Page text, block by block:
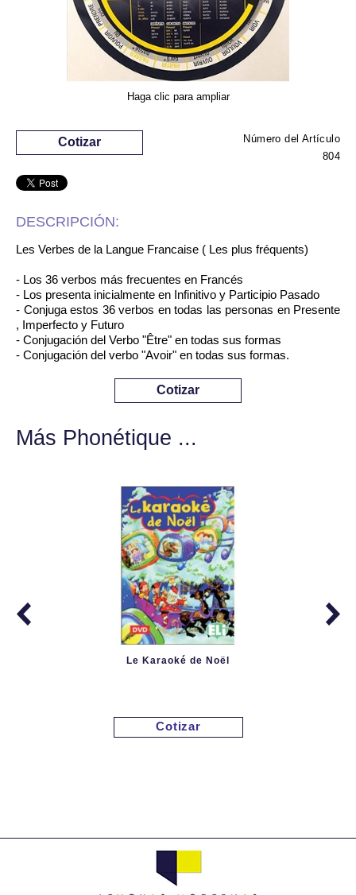
Haga clic para ampliar
Número del Artículo
804
Cotizar
DESCRIPCIÓN:
Les Verbes de la Langue Francaise ( Les plus fréquents)
- Los 36 verbos más frecuentes en Francés
- Los presenta inicialmente en Infinitivo y Participio Pasado
- Conjuga estos 36 verbos en todas las personas en Presente
, Imperfecto y Futuro
- Conjugación del Verbo "Être" en todas sus formas
- Conjugación del verbo "Avoir" en todas sus formas.
Cotizar
Más Phonétique ...
Le Karaoké de Noël
Cotizar